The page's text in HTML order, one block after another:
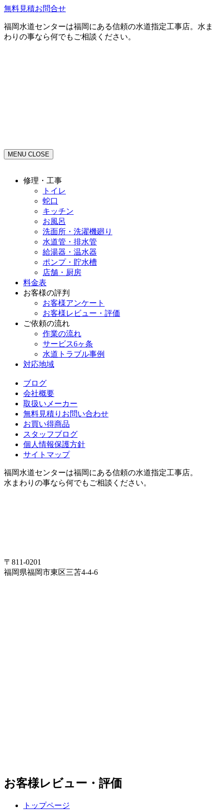
無料見積お問合せ
福岡水道センターは福岡にある信頼の水道指定工事店。水ま
わりの事なら何でもご相談ください。
MENU CLOSE
修理・工事
トイレ
蛇口
キッチン
お風呂
洗面所・洗濯機廻り
水道管・排水管
給湯器・温水器
ポンプ・貯水槽
店舗・厨房
料金表
お客様の評判
お客様アンケート
お客様レビュー・評価
ご依頼の流れ
作業の流れ
サービス6ヶ条
水道トラブル事例
対応地域
ブログ
会社概要
取扱いメーカー
無料見積りお問い合わせ
お買い得商品
スタッフブログ
個人情報保護方針
サイトマップ
福岡水道センターは福岡にある信頼の水道指定工事店。
水まわりの事なら何でもご相談ください。
〒811-0201
福岡県福岡市東区三苫4-4-6
お客様レビュー・評価
トップページ